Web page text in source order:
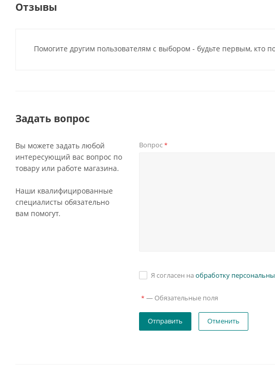
Отзывы
Помогите другим пользователям с выбором - будьте первым, кто
Задать вопрос
Вы можете задать любой
интересующий вас вопрос по
товару или работе магазина.
Наши квалифицированные
специалисты обязательно
вам помогут.
Вопрос*
Я согласен наобработку
* — Обязательные поля
Отменить